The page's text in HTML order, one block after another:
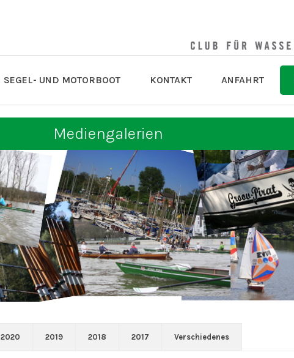
SEGEL- UND MOTORBOOT KONTAKT ANFAHRT
Mediengalerien
2020 2019 2018 2017 Verschiedenes